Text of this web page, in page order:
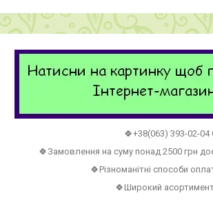
🍀+38(063) 393-02-04
🍀Замовлення на суму понад 2500 грн
🍀Різноманітні способи
🍀Широкий